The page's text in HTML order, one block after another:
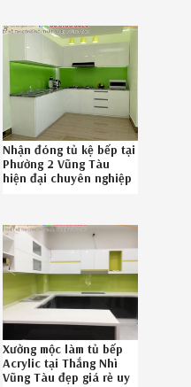
Nhận đóng tủ kệ bếp tại
Phường 2 Vũng Tàu
hiện đại chuyên nghiệp
Xưởng mộc làm tủ bếp
Acrylic tại Thắng Nhì
Vũng Tàu đẹp giá rẻ uy